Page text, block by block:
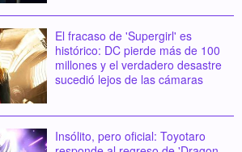
El fracaso de 'Supergirl' es
histórico: DC pierde más de 100
millones y el verdadero desastre
sucedió lejos de las cámaras
Insólito, pero oficial: Toyotaro